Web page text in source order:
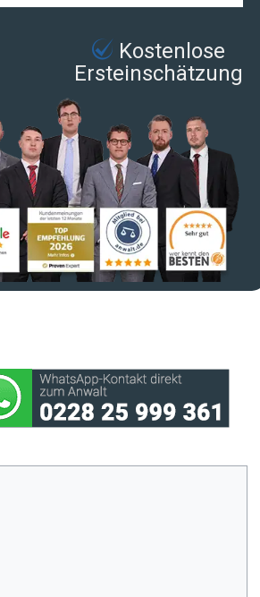
Kostenlose
Ersteinschätzung